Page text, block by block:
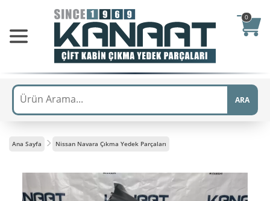
0
ARA
Ana Sayfa Nissan Navara Çıkma Yedek Parçaları